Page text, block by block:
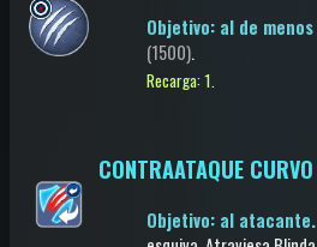
Objetivo: al de menos
(1500).
Recarga: 1.
CONTRAATAQUE CURVO
Objetivo: al atacante.